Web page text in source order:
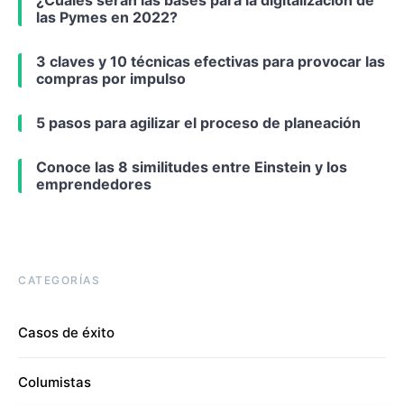
las Pymes en 2022?
3 claves y 10 técnicas efectivas para provocar las
compras por impulso
5 pasos para agilizar el proceso de planeación
Conoce las 8 similitudes entre Einstein y los
emprendedores
CATEGORÍAS
Casos de éxito
Columistas